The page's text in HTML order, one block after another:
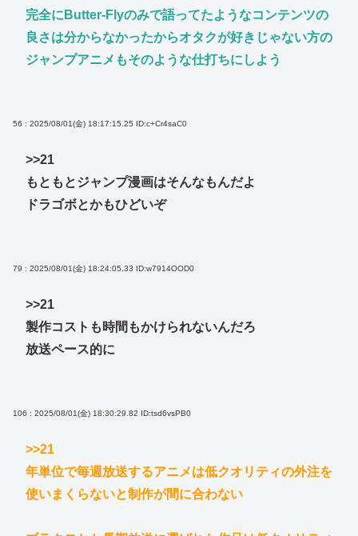
完全にButter-Flyのみで語ってたようなコンテンツの
良さは分からなかったからオタクが好きじゃない方の
ジャンプアニメもそのような仕打ちにしよう
56 : 2025/08/01(金) 18:17:15.25 ID:c+Cr4saC0
>>21
もともとジャンプ漫画はそんなもんだよ
ドラゴボとかもひどいぞ
79 : 2025/08/01(金) 18:24:05.33 ID:w7914OOD0
>>21
製作コストも時間もかけられないんだろ
放送ペース的に
106 : 2025/08/01(金) 18:30:29.82 ID:tsd6vsPB0
>>21
年単位で毎週放送するアニメは低クオリティの外注を
使いまくらないと制作が間に合わない